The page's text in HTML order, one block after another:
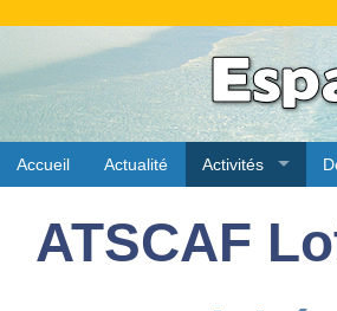
Accueil Actualité Activités
ATSCAF